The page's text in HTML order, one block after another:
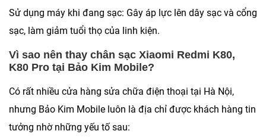
Sử dụng máy khi đang sạc: Gây áp lực lên dây sạc và cổng
sạc, làm giảm tuổi thọ của linh kiện.
Vì sao nên thay chân sạc Xiaomi Redmi K80,
K80 Pro tại Bảo Kim Mobile?
Có rất nhiều cửa hàng sửa chữa điện thoại tại Hà Nội,
nhưng Bảo Kim Mobile luôn là địa chỉ được khách hàng tin
tưởng nhờ những yếu tố sau: